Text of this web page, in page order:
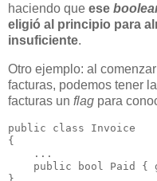
haciendo que ese
eligió al principio para
insuficiente.
Otro ejemplo: al
facturas, podemos tener
facturas un flag para
public class Invoice
{
    ...
public bool Paid {